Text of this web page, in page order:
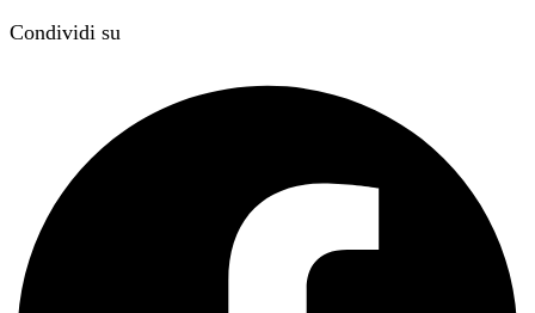
Condividi su